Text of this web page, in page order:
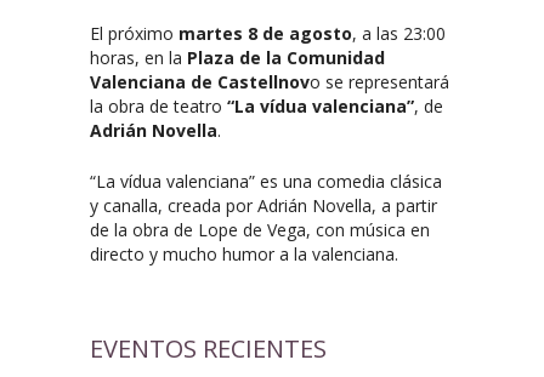
El próximo martes 8 de agosto, a las 23:00
horas, en la Plaza de la Comunidad
Valenciana de Castellnovo se representará
la obra de teatro “La vídua valenciana”, de
Adrián Novella.
“La vídua valenciana” es una comedia clásica
y canalla, creada por Adrián Novella, a partir
de la obra de Lope de Vega, con música en
directo y mucho humor a la valenciana.
EVENTOS RECIENTES